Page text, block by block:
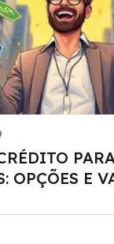
PARA
OPÇÕES E